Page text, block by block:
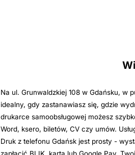
Na ul. Grunwaldzkiej 108 w Gdańsku, w
idealny, gdy zastanawiasz się, gdzie
drukarce samoobsługowej możesz
Word, ksero, biletów, CV czy umów.
Druk z telefonu Gdańsk jest prosty -